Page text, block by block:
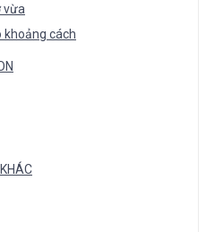
vừa
khoảng cách